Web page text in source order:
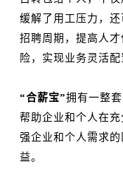
缓解了用工压力，
招聘周期，提高人
险，实现业务灵活
“合薪宝”拥有一整
帮助企业和个人在
强企业和个人需求
益。